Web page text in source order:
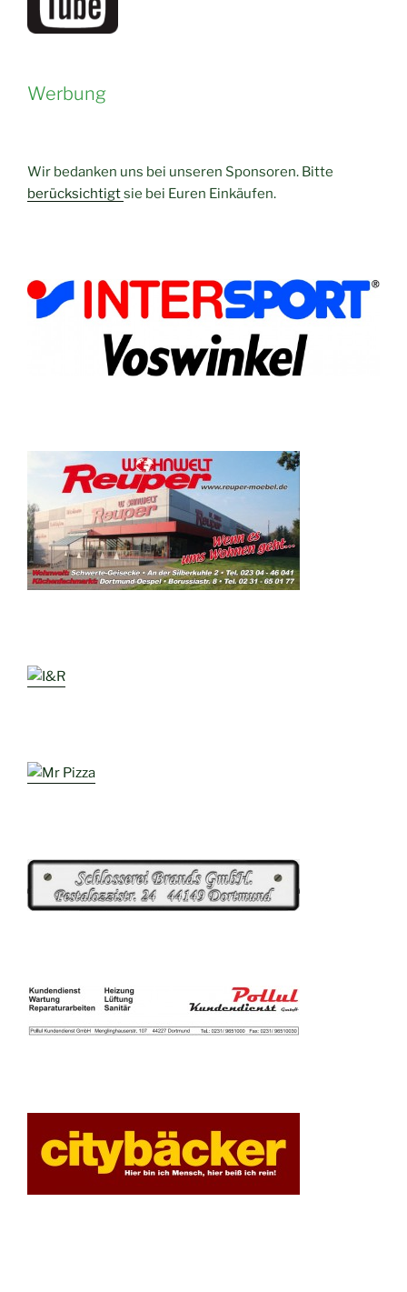
Werbung
Wir bedanken uns bei unseren Sponsoren. Bitte
berücksichtigtsie bei Euren Einkäufen.